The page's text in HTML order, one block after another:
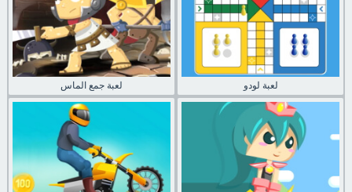
لعبة جمع الماس لعبة لودو